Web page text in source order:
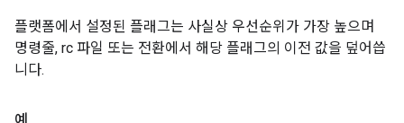
플랫폼에서 설정된 플래그는 사실상 우선순위가 가장 높으며
명령줄, rc 파일 또는 전환에서 해당 플래그의 이전 값을 덮어씁
니다.